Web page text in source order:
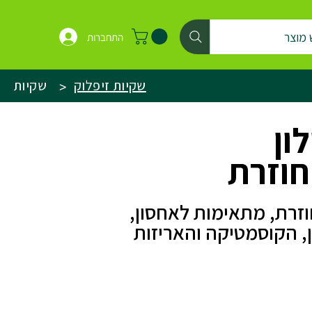
מוצר התחברות
שקיות > שקיות זיפלוק
מתאימות לאחסון,
הקוסמטיקה והאריזות